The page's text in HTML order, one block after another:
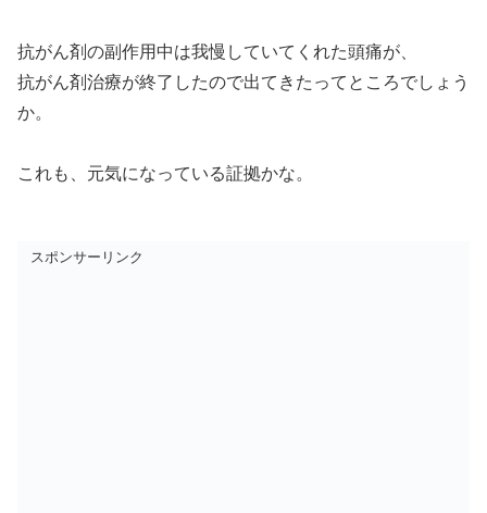
抗がん剤の副作用中は我慢していてくれた頭痛が、
抗がん剤治療が終了したので出てきたってところでしょう
か。
これも、元気になっている証拠かな。
スポンサーリンク